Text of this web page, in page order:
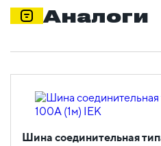
Аналоги
Шина соединительная